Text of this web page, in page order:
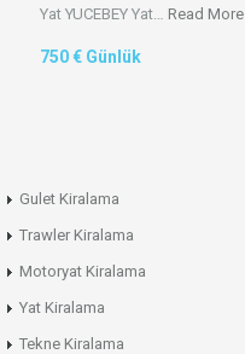
Yat YUCEBEY Yat… Read More
750 € Günlük
Gulet Kiralama
Trawler Kiralama
Motoryat Kiralama
Yat Kiralama
Tekne Kiralama